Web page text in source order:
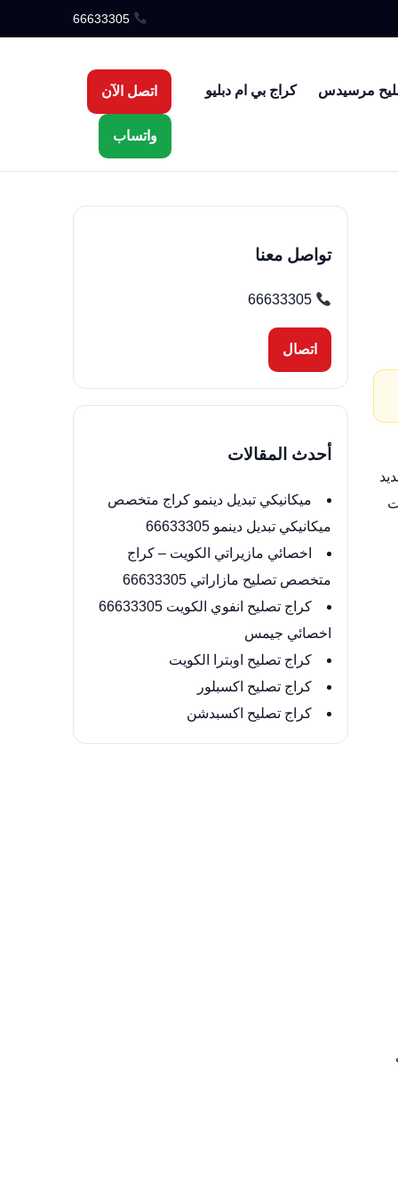
66633305
مرسيدس كراج بي ام دبليو اتصل الآن
واتساب
تواصل معنا
66633305
اتصال
أحدث المقالات
ميكانيكي تبديل دينمو كراج متخصص
ميكانيكي تبديل دينمو 66633305
اخصائي مازيراتي الكويت – كراج
متخصص تصليح مازاراتي 66633305
كراج تصليح انفوي الكويت 66633305
اخصائي جيمس
كراج تصليح اوبترا الكويت
كراج تصليح اكسبلور
كراج تصليح اكسبدشن